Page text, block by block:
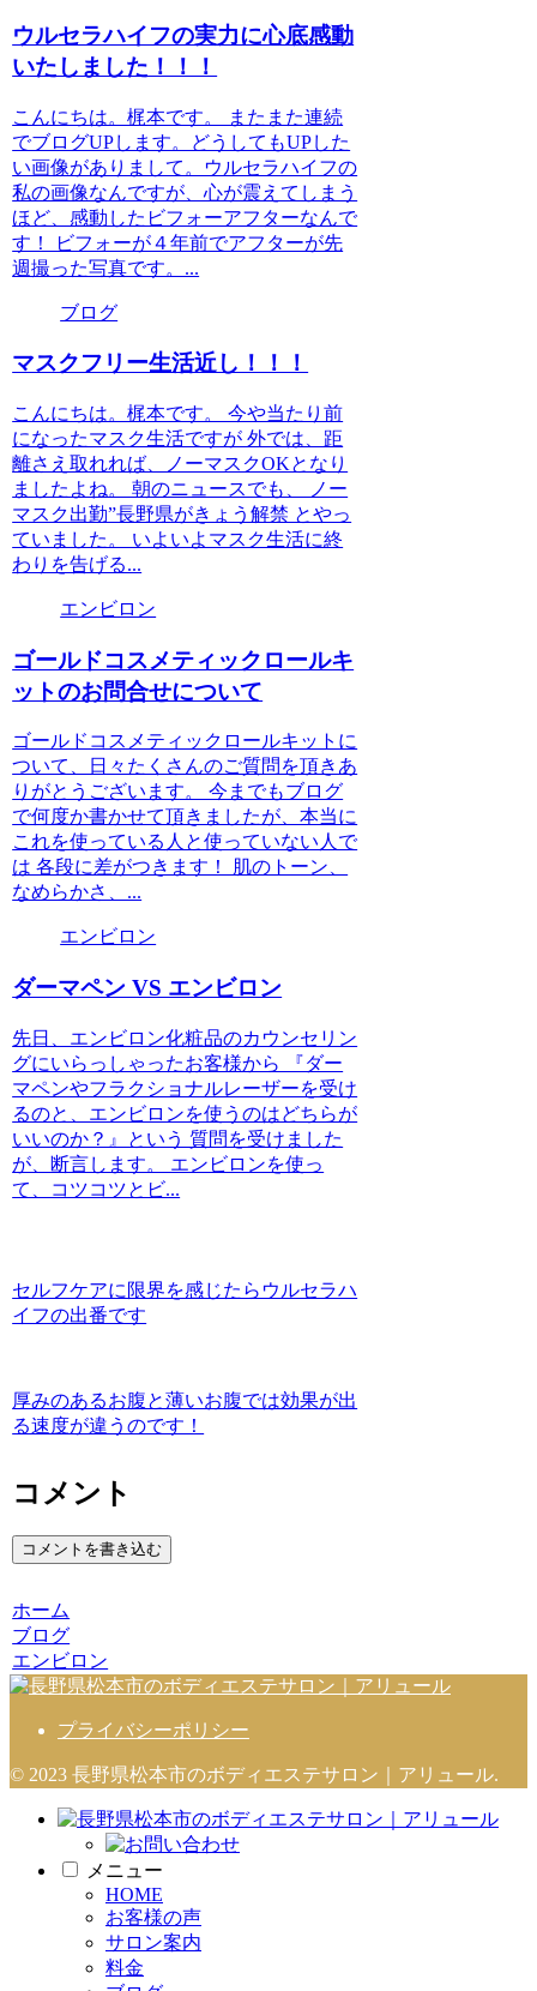
ウルセラハイフの実力に心底感動
いたしました！！！
こんにちは。梶本です。 またまた連続
でブログUPします。どうしてもUPした
い画像がありまして。ウルセラハイフの
私の画像なんですが、心が震えてしまう
ほど、感動したビフォーアフターなんで
す！ ビフォーが４年前でアフターが先
週撮った写真です。...
ブログ
マスクフリー生活近し！！！
こんにちは。梶本です。 今や当たり前
になったマスク生活ですが 外では、距
離さえ取れれば、ノーマスクOKとなり
ましたよね。 朝のニュースでも、 ノー
マスク出勤”長野県がきょう解禁 とやっ
ていました。 いよいよマスク生活に終
わりを告げる...
エンビロン
ゴールドコスメティックロールキ
ットのお問合せについて
ゴールドコスメティックロールキットに
ついて、日々たくさんのご質問を頂きあ
りがとうございます。 今までもブログ
で何度か書かせて頂きましたが、本当に
これを使っている人と使っていない人で
は 各段に差がつきます！ 肌のトーン、
なめらかさ、...
エンビロン
ダーマペン VS エンビロン
先日、エンビロン化粧品のカウンセリン
グにいらっしゃったお客様から 『ダー
マペンやフラクショナルレーザーを受け
るのと、エンビロンを使うのはどちらが
いいのか？』という 質問を受けました
が、断言します。 エンビロンを使っ
て、コツコツとビ...
セルフケアに限界を感じたらウルセラハ
イフの出番です
厚みのあるお腹と薄いお腹では効果が出
る速度が違うのです！
コメント
コメントを書き込む
ホーム
ブログ
エンビロン
プライバシーポリシー
© 2023 長野県松本市のボディエステサロン｜アリュール.
メニュー
HOME
お客様の声
サロン案内
料金